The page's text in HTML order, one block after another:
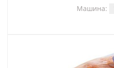
Машина: